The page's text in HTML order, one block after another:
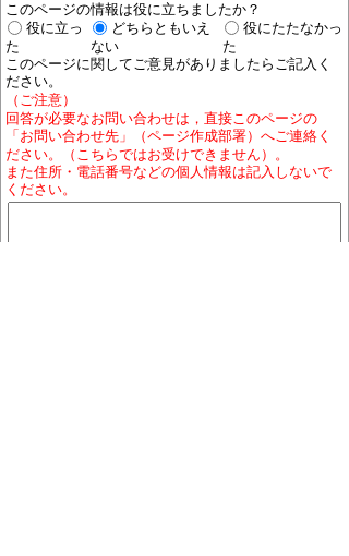
このページの情報は役に立ちましたか？
役に立っ
た
どちらともいえ
ない
役にたたなかっ
た
このページに関してご意見がありましたらご記入く
ださい。
（ご注意）
回答が必要なお問い合わせは，直接このページの
「お問い合わせ先」（ページ作成部署）へご連絡く
ださい。（こちらではお受けできません）。
また住所・電話番号などの個人情報は記入しないで
ください。